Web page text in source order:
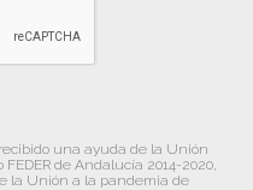
una ayuda de la Unión
de Andalucía 2014-2020,
la Unión a la pandemia de